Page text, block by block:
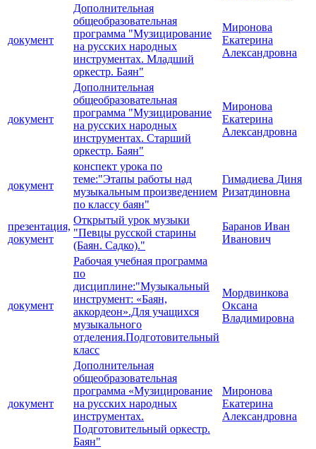
документ
Дополнительная
общеобразовательная
программа "Музицирование
на русских народных
инструментах. Младший
оркестр. Баян"
Миронова
Екатерина
Александровна
документ
Дополнительная
общеобразовательная
программа "Музицирование
на русских народных
инструментах. Старший
оркестр. Баян"
Миронова
Екатерина
Александровна
документ
конспект урока по
теме:"Этапы работы над
музыкальным произведением
по классу баян"
Гимадиева Диня
Ризатдиновна
презентация,
документ
Открытый урок музыки
"Певцы русской старины
(Баян. Садко)."
Баранов Иван
Иванович
документ
Рабочая учебная программа
по
дисциплине:"Музыкальный
инструмент: «Баян,
аккордеон».Для учащихся
музыкального
отделения.Подготовительный
класс
Мордвинкова
Оксана
Владимировна
документ
Дополнительная
общеобразовательная
программа «Музицирование
на русских народных
инструментах.
Подготовительный оркестр.
Баян"
Миронова
Екатерина
Александровна